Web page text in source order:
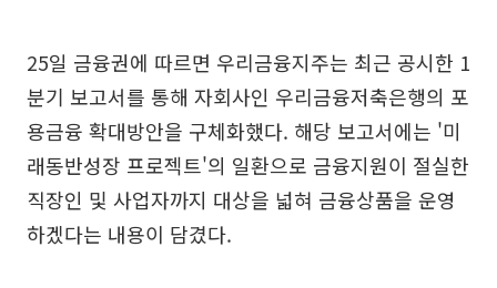
25일 금융권에 따르면 우리금융지주는 최근 공시한 1
분기 보고서를 통해 자회사인 우리금융저축은행의 포
용금융 확대방안을 구체화했다. 해당 보고서에는 '미
래동반성장 프로젝트'의 일환으로 금융지원이 절실한
직장인 및 사업자까지 대상을 넓혀 금융상품을 운영
하겠다는 내용이 담겼다.